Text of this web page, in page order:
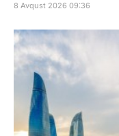
8 Avqust 2026 09:36